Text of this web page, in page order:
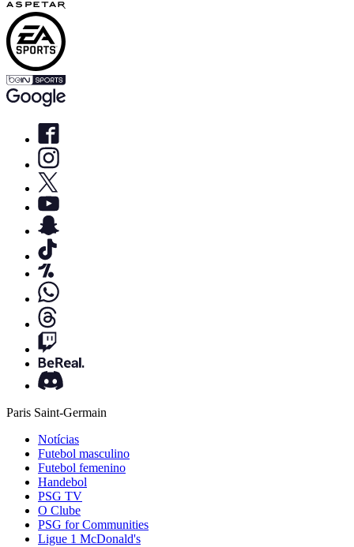
Paris Saint-Germain
Notícias
Futebol masculino
Futebol femenino
Handebol
PSG TV
O Clube
PSG for Communities
Ligue 1 McDonald's